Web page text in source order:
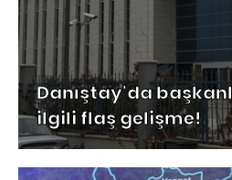
Danıştay'da
ilgili flaş gelişme!